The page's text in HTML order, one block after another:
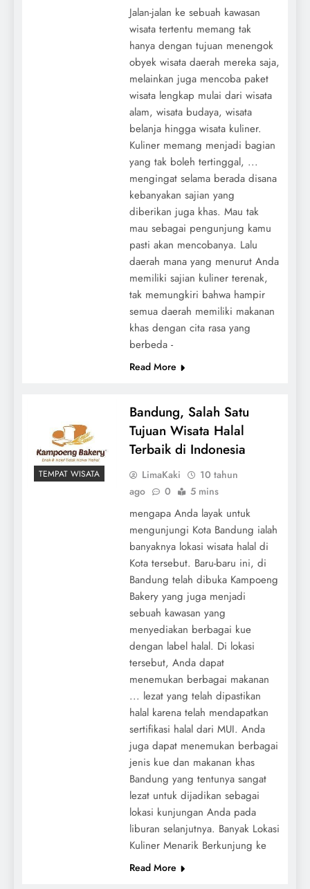
Jalan-jalan ke sebuah kawasan
wisata tertentu memang tak
hanya dengan tujuan menengok
obyek wisata daerah mereka saja,
melainkan juga mencoba paket
wisata lengkap mulai dari wisata
alam, wisata budaya, wisata
belanja hingga wisata kuliner.
Kuliner memang menjadi bagian
yang tak boleh tertinggal, ...
mengingat selama berada disana
kebanyakan sajian yang
diberikan juga khas. Mau tak
mau sebagai pengunjung kamu
pasti akan mencobanya. Lalu
daerah mana yang menurut Anda
memiliki sajian kuliner terenak,
tak memungkiri bahwa hampir
semua daerah memiliki makanan
khas dengan cita rasa yang
berbeda -
Read More
TEMPAT WISATA
Bandung, Salah Satu
Tujuan Wisata Halal
Terbaik di Indonesia
LimaKaki
10 tahun
ago
0 5 mins
mengapa Anda layak untuk
mengunjungi Kota Bandung ialah
banyaknya lokasi wisata halal di
Kota tersebut. Baru-baru ini, di
Bandung telah dibuka Kampoeng
Bakery yang juga menjadi
sebuah kawasan yang
menyediakan berbagai kue
dengan label halal. Di lokasi
tersebut, Anda dapat
menemukan berbagai makanan
... lezat yang telah dipastikan
halal karena telah mendapatkan
sertifikasi halal dari MUI. Anda
juga dapat menemukan berbagai
jenis kue dan makanan khas
Bandung yang tentunya sangat
lezat untuk dijadikan sebagai
lokasi kunjungan Anda pada
liburan selanjutnya. Banyak Lokasi
Kuliner Menarik Berkunjung ke
Read More